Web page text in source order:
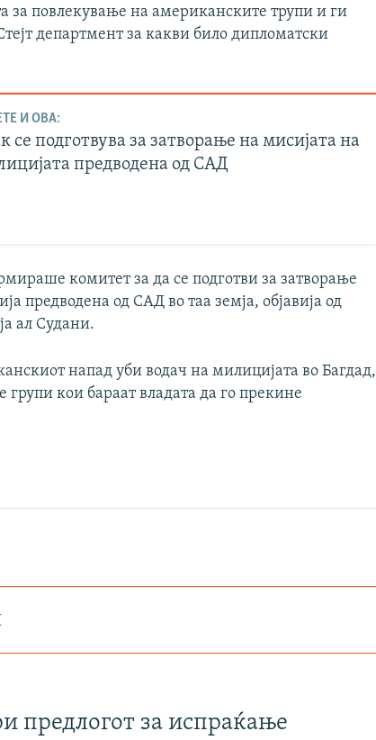
за повлекување на американските трупи и ги
департмент за какви било дипломатски
И ОВА:
се подготвува за затворање на мисијата на
предводена од САД
комитет за да се подготви за затворање
предводена од САД во таа земја, објавија од
ал Судани.
напад уби водач на милицијата во Багдад,
кои бараат владата да го прекине
предлогот за испраќање